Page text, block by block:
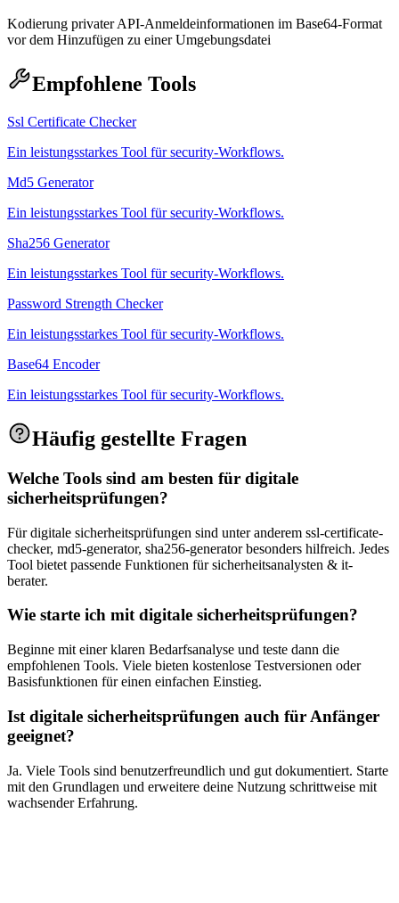
Kodierung privater API-Anmeldeinformationen im Base64-Format
vor dem Hinzufügen zu einer Umgebungsdatei
Empfohlene Tools
Ssl Certificate Checker
Ein leistungsstarkes Tool für security-Workflows.
Md5 Generator
Ein leistungsstarkes Tool für security-Workflows.
Sha256 Generator
Ein leistungsstarkes Tool für security-Workflows.
Password Strength Checker
Ein leistungsstarkes Tool für security-Workflows.
Base64 Encoder
Ein leistungsstarkes Tool für security-Workflows.
Häufig gestellte Fragen
Welche Tools sind am besten für digitale
sicherheitsprüfungen?
Für digitale sicherheitsprüfungen sind unter anderem ssl-certificate-
checker, md5-generator, sha256-generator besonders hilfreich. Jedes
Tool bietet passende Funktionen für sicherheitsanalysten & it-
berater.
Wie starte ich mit digitale sicherheitsprüfungen?
Beginne mit einer klaren Bedarfsanalyse und teste dann die
empfohlenen Tools. Viele bieten kostenlose Testversionen oder
Basisfunktionen für einen einfachen Einstieg.
Ist digitale sicherheitsprüfungen auch für Anfänger
geeignet?
Ja. Viele Tools sind benutzerfreundlich und gut dokumentiert. Starte
mit den Grundlagen und erweitere deine Nutzung schrittweise mit
wachsender Erfahrung.